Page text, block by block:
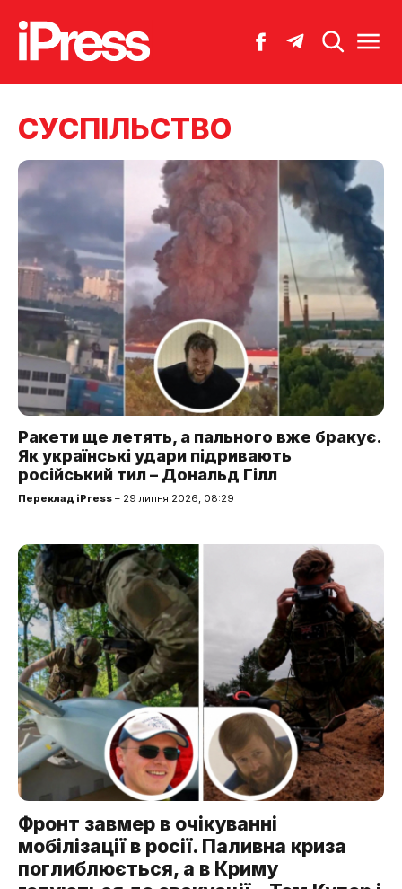
CУСПІЛЬСТВО
Ракети ще летять, а пального вже бракує.
Як українські удари підривають
російський тил – Дональд Гілл
Переклад iPress – 29 липня 2026, 08:29
Фронт завмер в очікуванні
мобілізації в росії. Паливна криза
поглиблюється, а в Криму